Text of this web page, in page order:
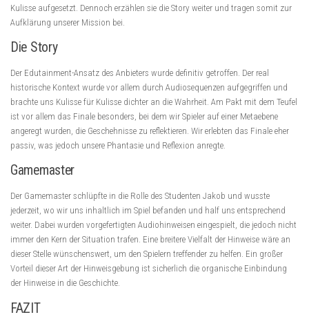
Kulisse aufgesetzt. Dennoch erzählen sie die Story weiter und tragen somit zur
Aufklärung unserer Mission bei.
Die Story
Der Edutainment-Ansatz des Anbieters wurde definitiv getroffen. Der real
historische Kontext wurde vor allem durch Audiosequenzen aufgegriffen und
brachte uns Kulisse für Kulisse dichter an die Wahrheit. Am Pakt mit dem Teufel
ist vor allem das Finale besonders, bei dem wir Spieler auf einer Metaebene
angeregt wurden, die Geschehnisse zu reflektieren. Wir erlebten das Finale eher
passiv, was jedoch unsere Phantasie und Reflexion anregte.
Gamemaster
Der Gamemaster schlüpfte in die Rolle des Studenten Jakob und wusste
jederzeit, wo wir uns inhaltlich im Spiel befanden und half uns entsprechend
weiter. Dabei wurden vorgefertigten Audiohinweisen eingespielt, die jedoch nicht
immer den Kern der Situation trafen. Eine breitere Vielfalt der Hinweise wäre an
dieser Stelle wünschenswert, um den Spielern treffender zu helfen. Ein großer
Vorteil dieser Art der Hinweisgebung ist sicherlich die organische Einbindung
der Hinweise in die Geschichte.
FAZIT